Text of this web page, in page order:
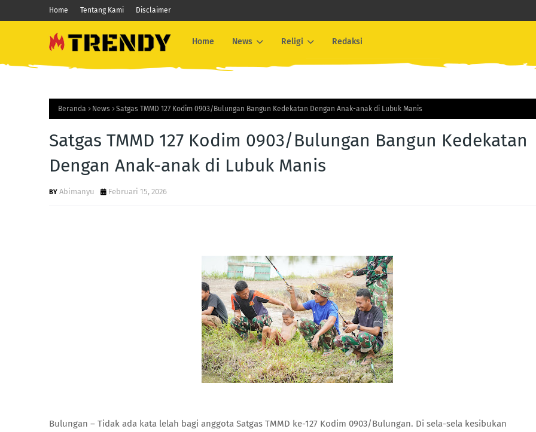
Home Tentang Kami Disclaimer
Home News Religi Redaksi
Beranda News Satgas TMMD 127 Kodim 0903/Bulungan Bangun Kedekatan Dengan Anak-anak di Lubuk Manis
Satgas TMMD 127 Kodim 0903/Bulungan Bangun Kedekatan
Dengan Anak-anak di Lubuk Manis
Abimanyu Februari 15, 2026
Bulungan – Tidak ada kata lelah bagi anggota Satgas TMMD ke-127 Kodim 0903/Bulungan. Di sela-sela kesibukan